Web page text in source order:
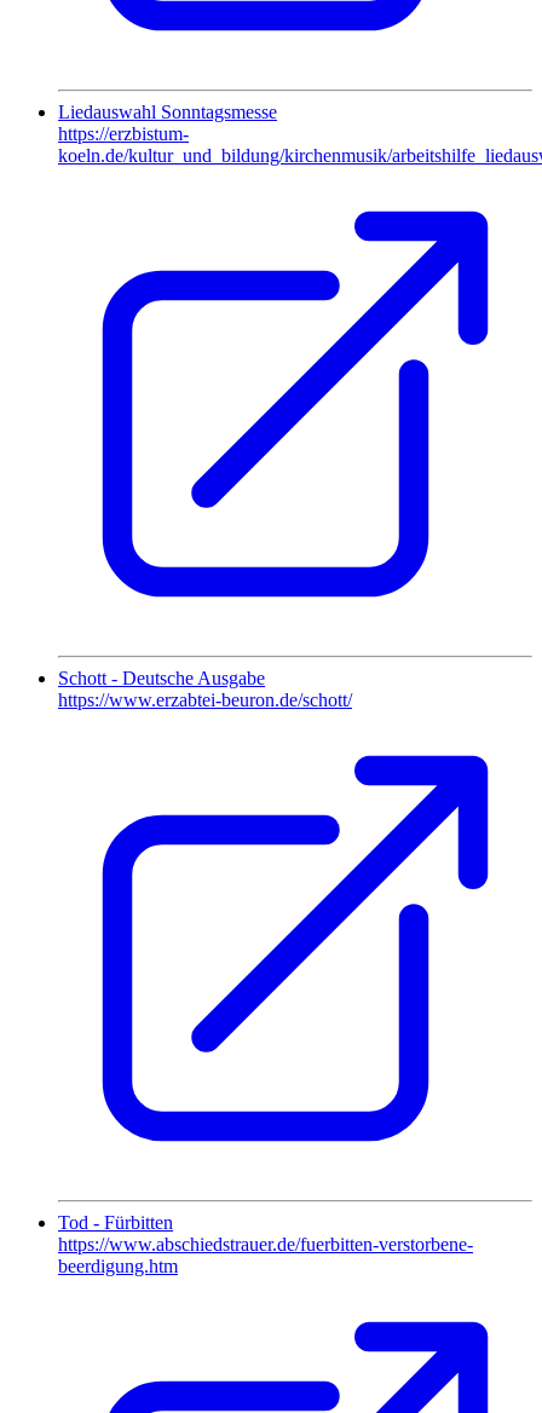
Liedauswahl Sonntagsmesse
https://erzbistum-
koeln.de/kultur_und_bildung/kirchenmusik/
Schott - Deutsche Ausgabe
https://www.erzabtei-beuron.de/schott/
Tod - Fürbitten
https://www.abschiedstrauer.de/fuerbitten-verstorbene-
beerdigung.htm